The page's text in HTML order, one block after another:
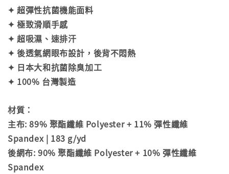
✦ 超彈性抗菌機能面料
✦ 極致滑順手感
✦ 超吸濕、速排汗
✦ 後透氣網眼布設計，後背不悶熱
✦ 日本大和抗菌除臭加工
✦ 100% 台灣製造
材質：
主布: 89% 聚酯纖維 Polyester + 11% 彈性纖維
Spandex | 183 g/yd
後網布: 90% 聚酯纖維 Polyester + 10% 彈性纖維
Spandex